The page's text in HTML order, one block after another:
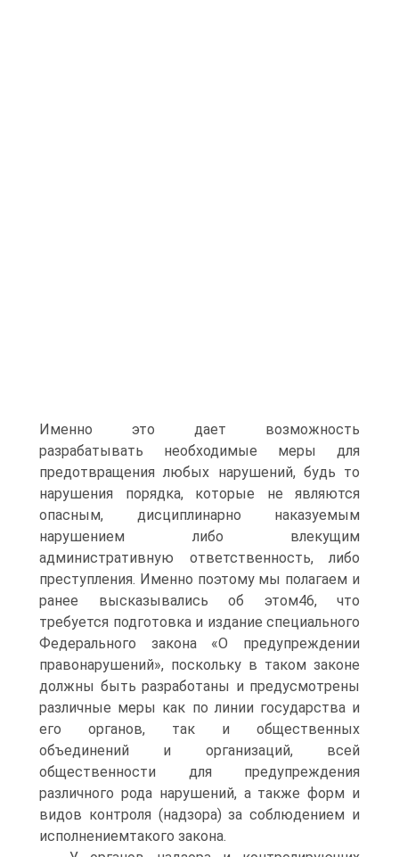
Именно это дает возможность
разрабатывать необходимые меры для
предотвращения любых нарушений, будь то
нарушения порядка, которые не являются
опасным, дисциплинарно наказуемым
нарушением либо влекущим
административную ответственность, либо
преступления. Именно поэтому мы полагаем и
ранее высказывались об этом46, что
требуется подготовка и издание специального
Федерального закона «О предупреждении
правонарушений», поскольку в таком законе
должны быть разработаны и предусмотрены
различные меры как по линии государства и
его органов, так и общественных
объединений и организаций, всей
общественности для предупреждения
различного рода нарушений, а также форм и
видов контроля (надзора) за соблюдением и
исполнениемтакого закона.